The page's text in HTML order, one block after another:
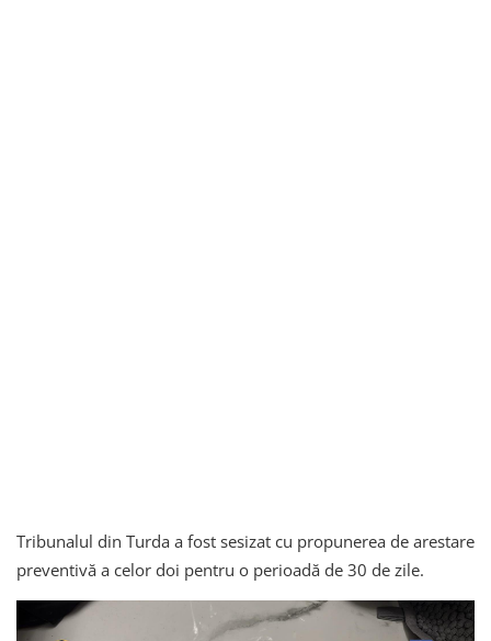
Tribunalul din Turda a fost sesizat cu propunerea de arestare
preventivă a celor doi pentru o perioadă de 30 de zile.